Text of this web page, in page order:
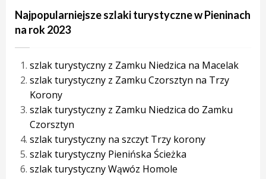
Najpopularniejsze szlaki turystyczne w Pieninach
na rok 2023
szlak turystyczny z Zamku Niedzica na Macelak
szlak turystyczny z Zamku Czorsztyn na Trzy
Korony
szlak turystyczny z Zamku Niedzica do Zamku
Czorsztyn
szlak turystyczny na szczyt Trzy korony
szlak turystyczny Pienińska Ścieżka
szlak turystyczny Wąwóz Homole